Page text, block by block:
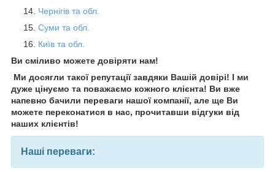
Чернігів та обл.
Суми та обл.
Київ та обл.
Ви сміливо можете довіряти нам!
Ми досягли такої репутації завдяки Вашій довірі! І ми
дуже цінуємо та поважаємо кожного клієнта! Ви вже
напевно бачили переваги нашої компанії, але ще Ви
можете переконатися в нас, прочитавши відгуки від
наших клієнтів!
Наші переваги: